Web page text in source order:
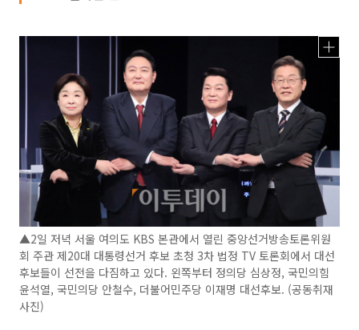
▲2일 저녁 서울 여의도 KBS 본관에서 열린 중앙선거방송토론위원
회 주관 제20대 대통령선거 후보 초청 3차 법정 TV 토론회에서 대선
후보들이 선전을 다짐하고 있다. 왼쪽부터 정의당 심상정, 국민의힘
윤석열, 국민의당 안철수, 더불어민주당 이재명 대선후보. (공동취재
사진)